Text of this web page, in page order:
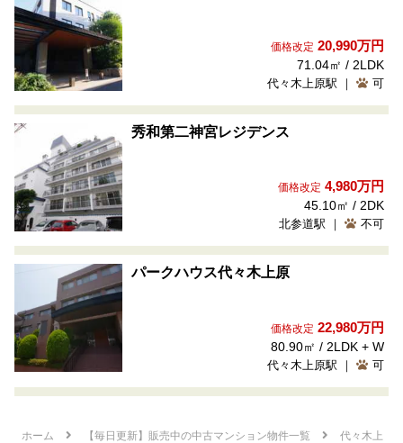
価格改定 20,990万円
71.04㎡ / 2LDK
代々木上原駅 ｜ 可
秀和第二神宮レジデンス
価格改定 4,980万円
45.10㎡ / 2DK
北参道駅 ｜ 不可
パークハウス代々木上原
価格改定 22,980万円
80.90㎡ / 2LDK + W
代々木上原駅 ｜ 可
ホーム 【毎日更新】販売中の中古マンション物件一覧
代々木上